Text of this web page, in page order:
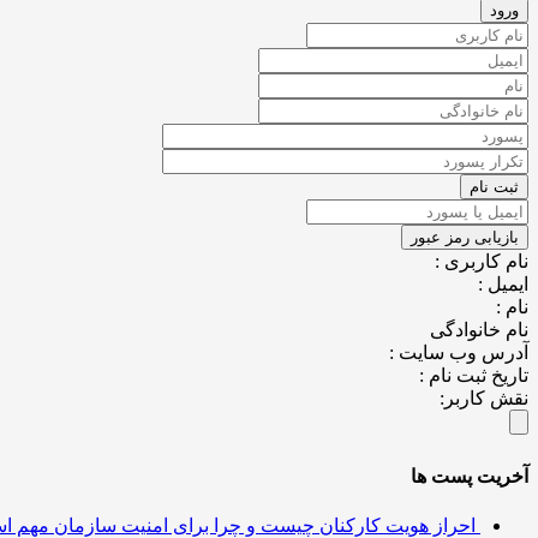
نام کاربری :
ایمیل :
نام :
نام خانوادگی
آدرس وب سایت :
تاریخ ثبت نام :
نقش کاربر:
آخریت پست ها
احراز هویت کارکنان چیست و چرا برای امنیت سازمان مهم